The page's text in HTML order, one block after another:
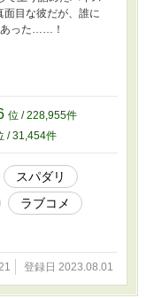
目な彼だが、誰に
あった……！
位 / 228,955件
/ 31,454件
スパダリ
ラブコメ
登録日 2023.08.01